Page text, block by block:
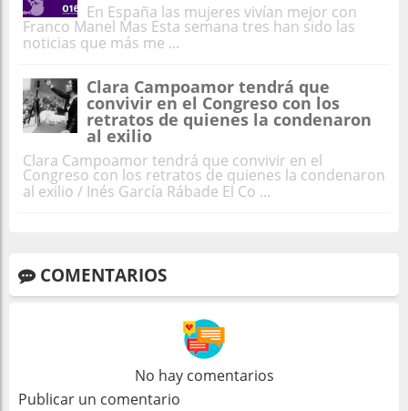
En España las mujeres vivían mejor con
Franco Manel Mas Esta semana tres han sido las
noticias que más me ...
Clara Campoamor tendrá que
convivir en el Congreso con los
retratos de quienes la condenaron
al exilio
Clara Campoamor tendrá que convivir en el
Congreso con los retratos de quienes la condenaron
al exilio / Inés García Rábade El Co ...
COMENTARIOS
No hay comentarios
Publicar un comentario